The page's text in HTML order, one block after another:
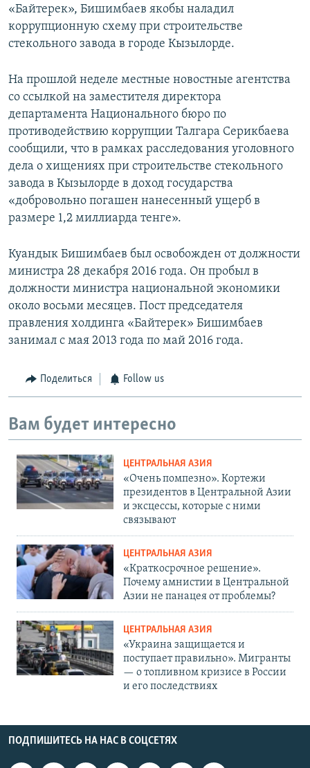
«Байтерек», Бишимбаев якобы наладил
коррупционную схему при строительстве
стекольного завода в городе Кызылорде.
На прошлой неделе местные новостные агентства
со ссылкой на заместителя директора
департамента Национального бюро по
противодействию коррупции Талгара Серикбаева
сообщили, что в рамках расследования уголовного
дела о хищениях при строительстве стекольного
завода в Кызылорде в доход государства
«добровольно погашен нанесенный ущерб в
размере 1,2 миллиарда тенге».
Куандык Бишимбаев был освобожден от должности
министра 28 декабря 2016 года. Он пробыл в
должности министра национальной экономики
около восьми месяцев. Пост председателя
правления холдинга «Байтерек» Бишимбаев
занимал с мая 2013 года по май 2016 года.
Поделиться Follow us
Вам будет интересно
ЦЕНТРАЛЬНАЯ АЗИЯ
«Очень помпезно». Кортежи
президентов в Центральной Азии
и эксцессы, которые с ними
связывают
ЦЕНТРАЛЬНАЯ АЗИЯ
«Краткосрочное решение».
Почему амнистии в Центральной
Азии не панацея от проблемы?
ЦЕНТРАЛЬНАЯ АЗИЯ
«Украина защищается и
поступает правильно». Мигранты
— о топливном кризисе в России
и его последствиях
ПОДПИШИТЕСЬ НА НАС В СОЦСЕТЯХ